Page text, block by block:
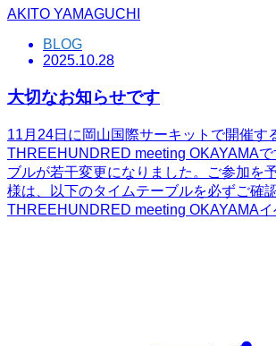
AKITO YAMAGUCHI
BLOG
2025.10.28
大切なお知らせです
11月24日に岡山国際サーキットで開催す
THREEHUNDRED meeting OKAYAMA
ブルが若干変更になりました。ご参加を
様は、以下のタイムテーブルを必ずご確
THREEHUNDRED meeting OKAYAMAイ